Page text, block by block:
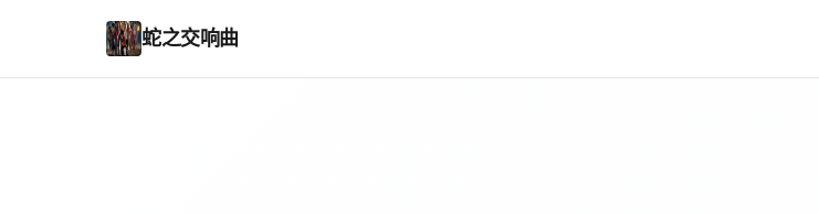
蛇之交响曲